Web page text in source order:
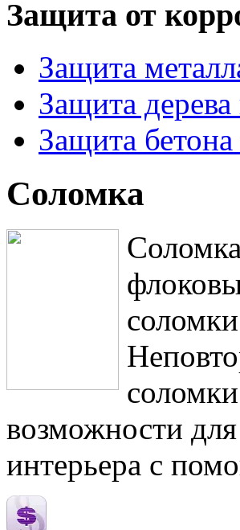
Защита от
Защита
Защита дерева
Защита
Соломка
возможности
интерьера с